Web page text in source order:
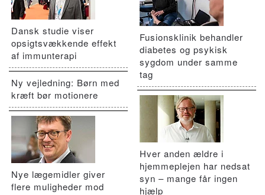
Dansk studie viser
opsigtsvækkende effekt
af immunterapi
Ny vejledning: Børn med
kræft bør motionere
Nye lægemidler giver
flere muligheder mod
Fusionsklinik behandler
diabetes og psykisk
sygdom under samme
tag
Hver anden ældre i
hjemmeplejen har nedsat
syn – mange får ingen
hjælp